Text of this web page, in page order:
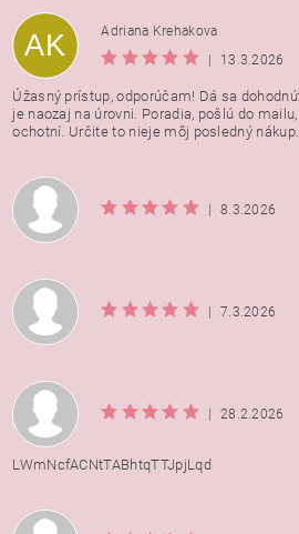
AK
Adriana Krehakova
13.3.2026
Úžasný prístup, odporúčam! Dá sa
je naozaj na úrovni. Poradia, pošlú do
ochotní. Určite to nieje môj posledný
8.3.2026
7.3.2026
28.2.2026
LWmNcfACNtTABhtqTTJpjLqd